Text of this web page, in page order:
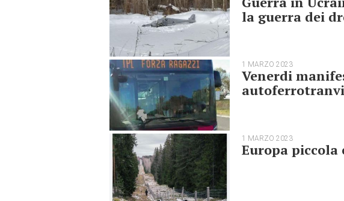
la guerra dei
1 MARZO 2023
Venerdi
1 MARZO 2023
Europa piccola